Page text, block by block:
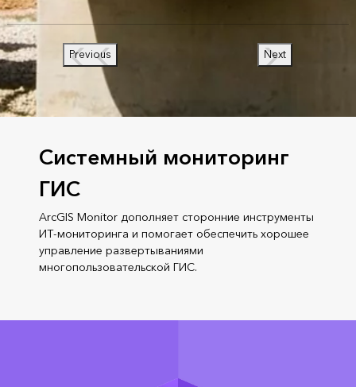
Previous Next
Системный мониторинг
ГИС
ArcGIS Monitor дополняет сторонние инструменты
ИТ-мониторинга и помогает обеспечить хорошее
управление развертываниями
многопользовательской ГИС.